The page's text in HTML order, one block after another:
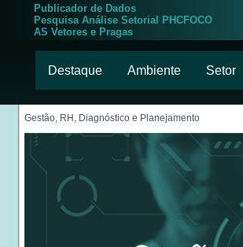
Publicador de Dados
Pesquisa Análise Setorial PHCFOCO
AS Vetores e Pragas
Destaque Ambiente Setor
Gestão, RH, Diagnóstico e Planejamento